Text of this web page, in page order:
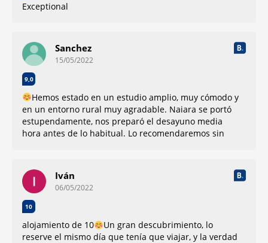
Exceptional
Sanchez
15/05/2022
9,0
Hemos estado en un estudio amplio, muy cómodo y
en un entorno rural muy agradable. Naiara se portó
estupendamente, nos preparó el desayuno media
hora antes de lo habitual. Lo recomendaremos sin
Iván
06/05/2022
10
alojamiento de 10
Un gran descubrimiento, lo
reserve el mismo día que tenía que viajar, y la verdad